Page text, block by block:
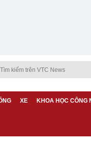
XE KHOA HỌC CÔNG